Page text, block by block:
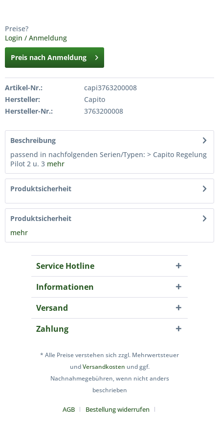
Preise?
Login / Anmeldung
Preis nach Anmeldung
Artikel-Nr.:
capi3763200008
Hersteller:
Capito
Hersteller-Nr.:
3763200008
Beschreibung
passend in nachfolgenden Serien/Typen: > Capito Regelung
Pilot 2 u. 3 mehr
Produktsicherheit
Produktsicherheit
mehr
Service Hotline
Informationen
Versand
Zahlung
* Alle Preise verstehen sich zzgl. Mehrwertsteuer
undVersandkosten und ggf.
Nachnahmegebühren, wenn nicht anders
beschrieben
AGB
Bestellung widerrufen